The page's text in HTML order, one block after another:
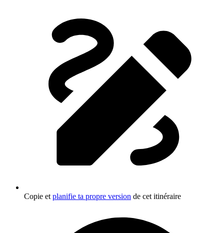
Copie et planifie ta propre version de cet itinéraire